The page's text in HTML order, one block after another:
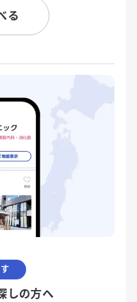
る
しの方へ